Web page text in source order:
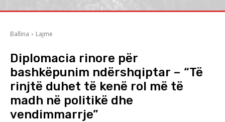
Ballina Lajme
Diplomacia rinore për
bashkëpunim ndërshqiptar – “Të
rinjtë duhet të kenë rol më të
madh në politikë dhe
vendimmarrje”